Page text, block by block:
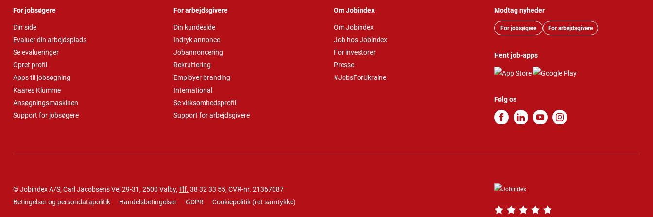
For jobsøgere
Din side
Evaluer din arbejdsplads
Se evalueringer
Opret profil
Apps til jobsøgning
Kaares Klumme
Ansøgningsmaskinen
Support for jobsøgere
For arbejdsgivere
Din kundeside
Indryk annonce
Jobannoncering
Rekruttering
Employer branding
International
Se virksomhedsprofil
Support for arbejdsgivere
Om Jobindex
Om Jobindex
Job hos Jobindex
For investorer
Presse
#JobsForUkraine
Modtag nyheder
For jobsøgere For arbejdsgivere
Hent job-apps
Følg os
© Jobindex A/S, Carl Jacobsens Vej 29-31, 2500 Valby, Tlf. 38 32 33 55, CVR-nr. 21367087
Betingelser og persondatapolitik
Handelsbetingelser GDPR Cookiepolitik (ret samtykke)